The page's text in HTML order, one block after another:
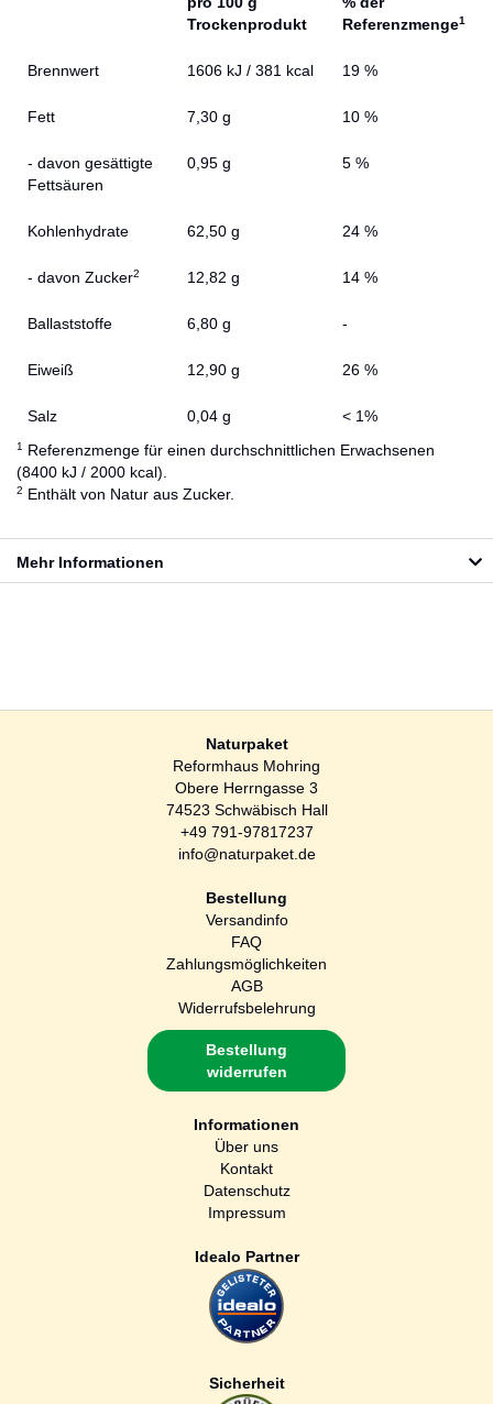
Trockenprodukt
Referenzmenge1
Brennwert 1606 kJ / 381 kcal 19 %
Fett 7,30 g 10 %
- davon gesättigte
Fettsäuren
0,95 g 5 %
Kohlenhydrate 62,50 g 24 %
- davon Zucker2 12,82 g 14 %
Ballaststoffe 6,80 g -
Eiweiß 12,90 g 26 %
Salz 0,04 g < 1%
1
Referenzmenge für einen durchschnittlichen Erwachsenen
(8400 kJ / 2000 kcal).
2 Enthält von Natur aus Zucker.
Mehr Informationen
Naturpaket
Reformhaus Mohring
Obere Herrngasse 3
74523 Schwäbisch Hall
+49 791-97817237
info@naturpaket.de
Bestellung
Versandinfo
FAQ
Zahlungsmöglichkeiten
AGB
Widerrufsbelehrung
Bestellung
widerrufen
Informationen
Über uns
Kontakt
Datenschutz
Impressum
Idealo Partner
Sicherheit